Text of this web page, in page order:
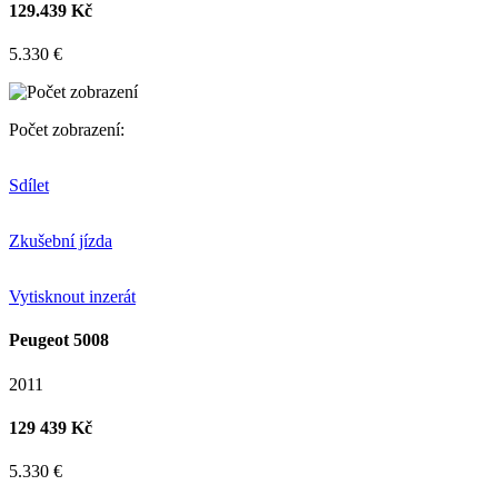
129.439 Kč
5.330 €
Počet zobrazení:
Sdílet
Zkušební jízda
Vytisknout inzerát
Peugeot 5008
2011
129 439 Kč
5.330 €